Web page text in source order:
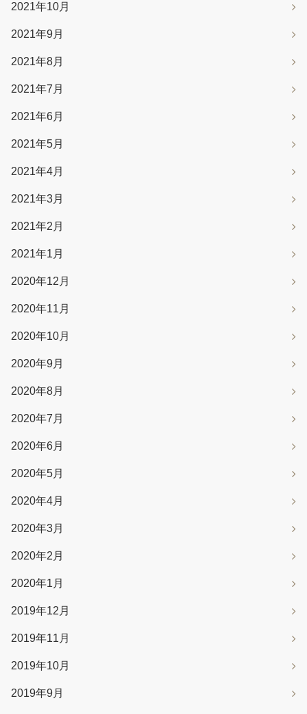
2021年10月
2021年9月
2021年8月
2021年7月
2021年6月
2021年5月
2021年4月
2021年3月
2021年2月
2021年1月
2020年12月
2020年11月
2020年10月
2020年9月
2020年8月
2020年7月
2020年6月
2020年5月
2020年4月
2020年3月
2020年2月
2020年1月
2019年12月
2019年11月
2019年10月
2019年9月